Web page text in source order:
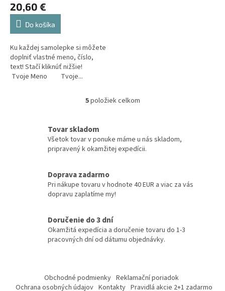
20,60 €
Do košíka
Ku každej samolepke si môžete
doplniť vlastné meno, číslo,
text! Stačí kliknúť nižšie!
Tvoje Meno Tvoje...
O
d
a
e
p
r
k
y
v
s
u
5položiek celkom
Tovar skladom
Všetok tovar v ponuke máme u nás skladom,
pripravený k okamžitej expedícii.
Doprava zadarmo
Pri nákupe tovaru v hodnote 40 EUR a viac za vás
dopravu zaplatíme my!
Doručenie do 3 dní
Okamžitá expedícia a doručenie tovaru do 1-3
pracovných dní od dátumu objednávky.
Obchodné podmienky Reklamační poriadok
Ochrana osobných údajov Kontakty Pravidlá akcie 2+1 zadarmo